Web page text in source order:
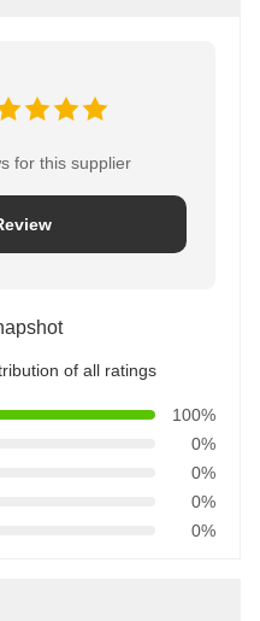
for this supplier
of all ratings
100%
0%
0%
0%
0%